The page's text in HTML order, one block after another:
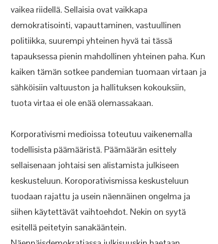
vaikea riidellä. Sellaisia ovat vaikkapa
demokratisointi, vapauttaminen, vastuullinen
politiikka, suurempi yhteinen hyvä tai tässä
tapauksessa pienin mahdollinen yhteinen paha. Kun
kaiken tämän sotkee pandemian tuomaan virtaan ja
sähköisiin valtuuston ja hallituksen kokouksiin,
tuota virtaa ei ole enää olemassakaan.
Korporativismi medioissa toteutuu vaikenemalla
todellisista päämääristä. Päämäärän esittely
sellaisenaan johtaisi sen alistamista julkiseen
keskusteluun. Koroporativismissa keskusteluun
tuodaan rajattu ja usein näennäinen ongelma ja
siihen käytettävät vaihtoehdot. Nekin on syytä
esitellä peitetyin sanakääntein.